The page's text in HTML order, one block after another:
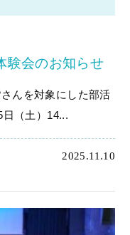
会のお知らせ
んを対象にした部活
（土）14...
2025.11.10